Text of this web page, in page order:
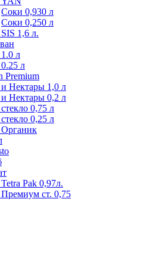
Соки 0,930 л
Соки 0,250 л
1,6 л.
л
л
Premium
Нектары 1,0 л
Нектары 0,2 л
0,75 л
0,25 л
Pak 0,97л.
ст. 0,75